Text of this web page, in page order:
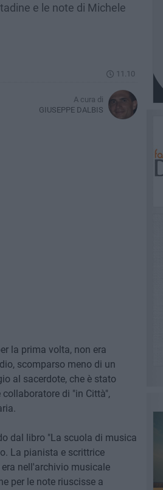
e le note di Michele
11.10
A cura di
GIUSEPPE DALBIS
la prima volta, non era
scomparso meno di un
al sacerdote, che è stato
di "in Città",
dal libro "La scuola di musica
La pianista e scrittrice
nell'archivio musicale
per le note riuscisse a